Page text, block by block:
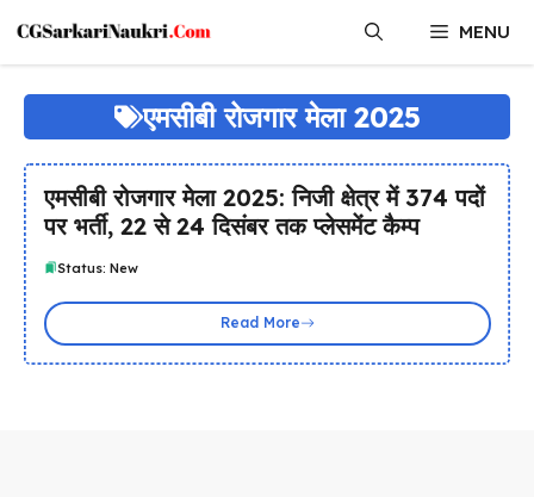
content
MENU
एमसीबी रोजगार मेला 2025
एमसीबी रोजगार मेला 2025: निजी क्षेत्र में 374 पदों
पर भर्ती, 22 से 24 दिसंबर तक प्लेसमेंट कैम्प
Status: New
Read More